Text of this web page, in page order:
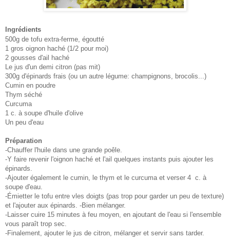
Ingrédients
500g de tofu extra-ferme, égoutté
1 gros oignon haché (1/2 pour moi)
2 gousses d'ail haché
Le jus d'un demi citron (pas mit)
300g d'épinards frais (ou un autre légume: champignons, brocolis...)
Cumin en poudre
Thym séché
Curcuma
1 c. à soupe d'huile d'olive
Un peu d'eau
Préparation
-Chauffer l'huile dans une grande poêle.
-Y faire revenir l'oignon haché et l'ail quelques instants puis ajouter les
épinards.
-Ajouter également le cumin, le thym et le curcuma et verser 4 c. à
soupe d'eau.
-Émietter le tofu entre vles doigts (pas trop pour garder un peu de texture)
et l'ajouter aux épinards. -Bien mélanger.
-Laisser cuire 15 minutes à feu moyen, en ajoutant de l'eau si l'ensemble
vous paraît trop sec.
-Finalement, ajouter le jus de citron, mélanger et servir sans tarder.